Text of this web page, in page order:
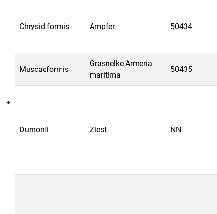
Chrysidiformis Ampfer 50434
Muscaeformis
Grasnelke Armeria
maritima
50435
Dumonti Ziest NN